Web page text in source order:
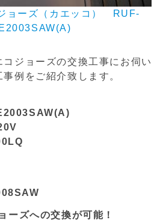
ョーズ（カエッコ） RUF-
ジョーズの交換工事にお伺い
例をご紹介致します。
ーズへの交換が可能！